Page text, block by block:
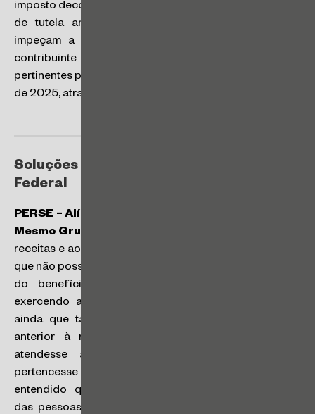
imposto decorrente da concessão de medida liminar ou
de tutela antecipada ou em outras hipóteses que
impeçam a retenção e recolhimento do imposto, o
contribuinte deverá comunicar as informações
pertinentes para a Receita Federal até o dia 31 de março
de 2025, através do portal e-CAC.
Soluções de Consulta da Receita
Federal
PERSE – Alíquota Zero – Nova Pessoa Jurídica do
Mesmo Grupo Econômico
receitas e aos resultados auferidos por pessoa jurídica
que não possuía inscrição no CNPJ na entrada em vigor
do benefício e, consequentemente, não estava
exercendo atividade elencada no código da CNAE,
ainda que tal atividade fosse exercida, em período
anterior à norma, por outra pessoa jurídica que
atendesse aos requisitos do benefício e que
pertencesse ao mesmo grupo econômico. Restou
entendido que os critérios subjetivos de identificação
das pessoas jurídicas elegíveis para a fruição desse